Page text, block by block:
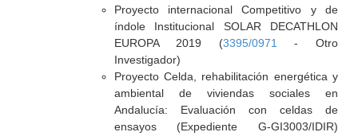
Proyecto internacional Competitivo y de
índole Institucional SOLAR DECATHLON
EUROPA 2019 (3395/0971
- Otro
Investigador)
Proyecto Celda, rehabilitación energética y
ambiental de viviendas sociales en
Andalucía: Evaluación con celdas de
ensayos (Expediente G-GI3003/IDIR)